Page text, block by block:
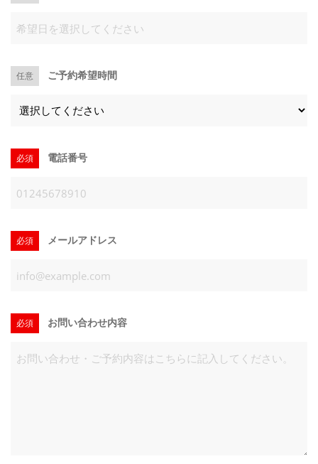
任意 ご予約希望時間
必須 電話番号
必須 メールアドレス
必須 お問い合わせ内容